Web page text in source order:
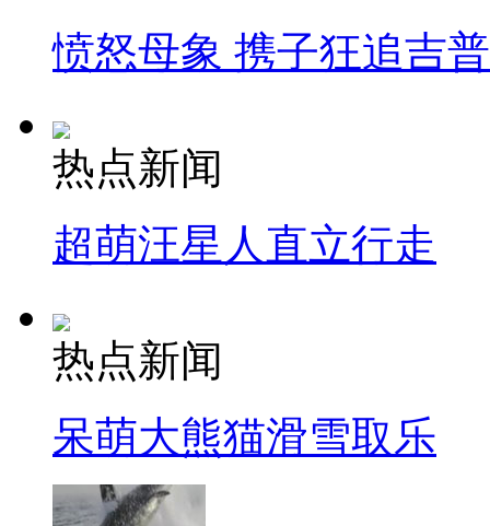
愤怒母象 携子狂追吉
热点新闻
超萌汪星人直立行走
热点新闻
呆萌大熊猫滑雪取乐